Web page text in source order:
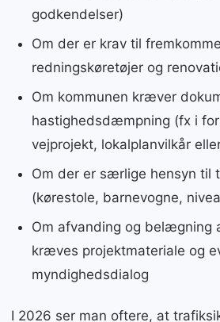
godkendelser)
Om der er krav til
redningskøretøjer og
Om kommunen kræver
hastighedsdæmpning (fx i
vejprojekt, lokalplanvilkår
Om der er særlige hensyn til
(kørestole, barnevogne,
Om afvanding og belægning
kræves projektmateriale og
myndighedsdialog
I 2026 ser man oftere, at